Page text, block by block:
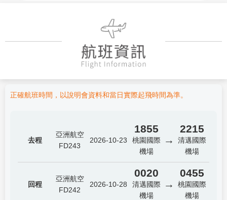
正確航班時間，以說明會資料和當日實際起飛時間為準。
去程
亞洲航空
FD243
2026-10-23
1855
桃園國際
機場
→
2215
清邁國際
機場
回程
亞洲航空
FD242
2026-10-28
0020
清邁國際
機場
→
0455
桃園國際
機場